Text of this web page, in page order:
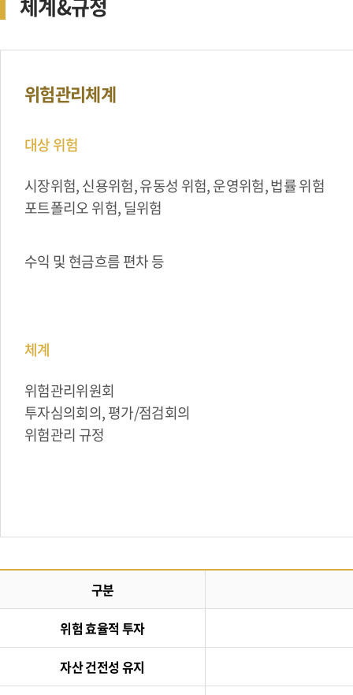
체계&규정
위험관리체계
대상 위험
시장위험, 신용위험, 유동성 위험, 운영위험, 법률 위험
포트폴리오 위험, 딜위험
수익 및 현금흐름 편차 등
체계
위험관리위원회
투자심의회의, 평가/점검회의
위험관리 규정
구분
위험 효율적 투자
자산 건전성 유지